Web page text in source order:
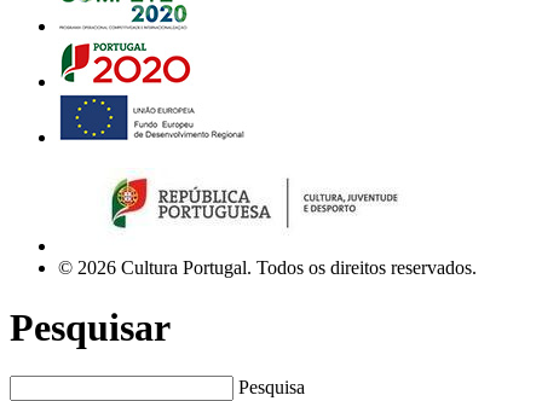
© 2026 Cultura Portugal. Todos os direitos reservados.
Pesquisar
Pesquisa